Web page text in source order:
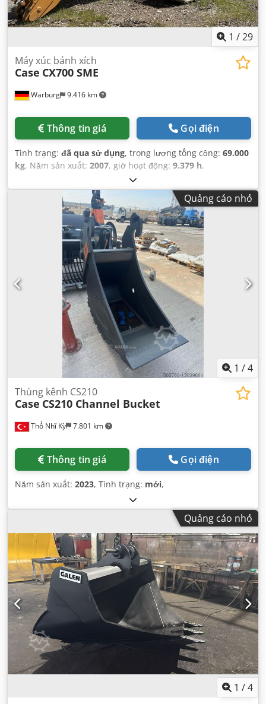
1 /29
Warburg 9.416 km
Máy xúc bánh xích
Case CX700 SME
Thông tin giá Gọi điện
Tình trạng: đã qua sử dụng, trọng lượng tổng cộng: 69.000
kg, Năm sản xuất: 2007, giờ hoạt động: 9.379 h,
Quảng cáo nhỏ
1 /4
Thổ Nhĩ Kỳ 7.801 km
Thùng kênh CS210
Case CS210 Channel Bucket
Thông tin giá Gọi điện
Năm sản xuất: 2023, Tình trạng: mới,
Quảng cáo nhỏ
1 /4